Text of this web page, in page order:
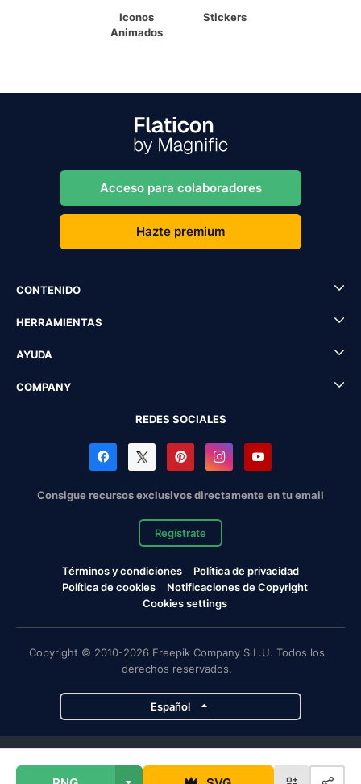
Iconos
Animados
Stickers
Acceso para colaboradores
Hazte premium
CONTENIDO
HERRAMIENTAS
AYUDA
COMPANY
REDES SOCIALES
Consigue recursos exclusivos directamente en tu email
Regístrate
Términos y condiciones
Política de privacidad
Política de cookies
Notificaciones de Copyright
Cookies settings
Copyright © 2010-2026 Freepik Company S.L.U. Todos los
derechos reservados.
Español